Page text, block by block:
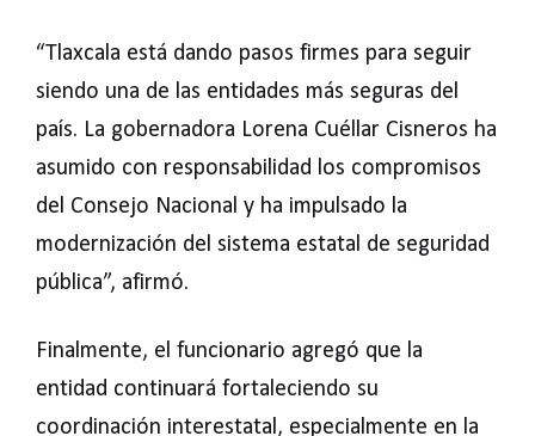
“Tlaxcala está dando pasos firmes para seguir
siendo una de las entidades más seguras del
país. La gobernadora Lorena Cuéllar Cisneros ha
asumido con responsabilidad los compromisos
del Consejo Nacional y ha impulsado la
modernización del sistema estatal de seguridad
pública”, afirmó.
Finalmente, el funcionario agregó que la
entidad continuará fortaleciendo su
coordinación interestatal, especialmente en la